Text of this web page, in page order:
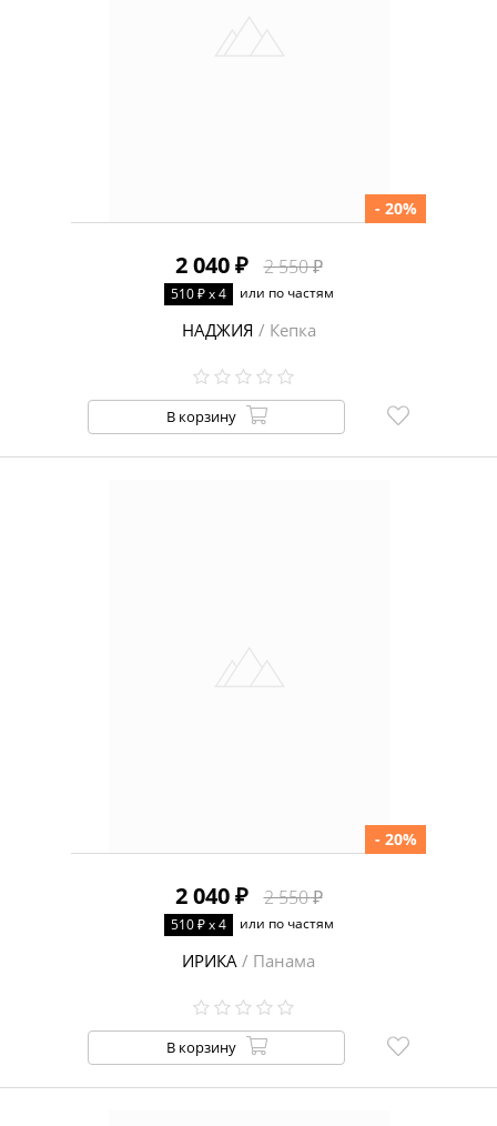
2 040 ₽ 2 550 ₽
- 20%
510 ₽ x 4 или по частям
НАДЖИЯ / Кепка
В корзину
2 040 ₽ 2 550 ₽
- 20%
510 ₽ x 4 или по частям
ИРИКА / Панама
В корзину